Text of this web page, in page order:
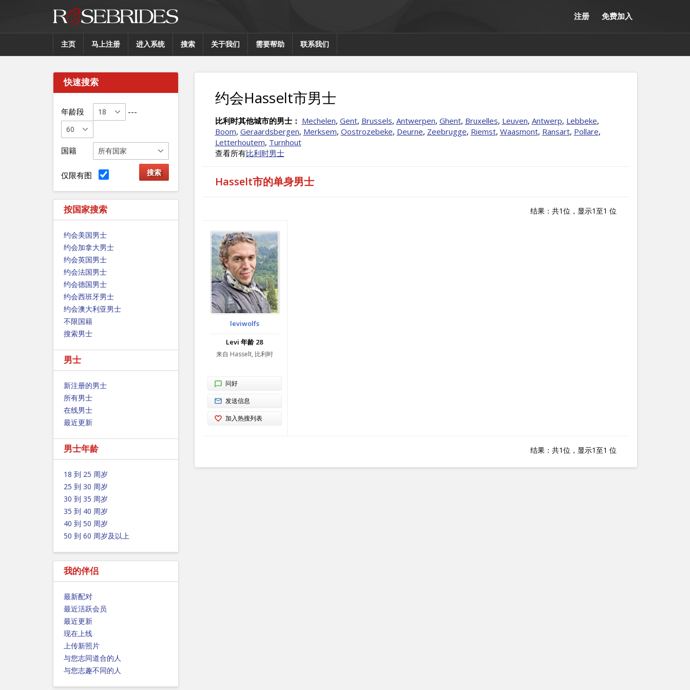
注册 免费加入
主页 马上注册 进入系统 搜索 关于我们 需要帮助 联系我们
快速搜索
年龄段 ---
国籍
仅限有图
按国家搜索
约会美国男士
约会加拿大男士
约会英国男士
约会法国男士
约会德国男士
约会西班牙男士
约会澳大利亚男士
不限国籍
搜索男士
男士
新注册的男士
所有男士
在线男士
最近更新
男士年龄
18 到 25 周岁
25 到 30 周岁
30 到 35 周岁
35 到 40 周岁
40 到 50 周岁
50 到 60 周岁及以上
我的伴侣
最新配对
最近活跃会员
最近更新
现在上线
上传新照片
与您志同道合的人
与您志趣不同的人
约会Hasselt市男士
比利时其他城市的男士： Mechelen, Gent, Brussels, Antwerpen, Ghent, Bruxelles, Leuven, Antwerp, Lebbeke,
Boom, Geraardsbergen, Merksem, Oostrozebeke, Deurne, Zeebrugge, Riemst, Waasmont, Ransart, Pollare,
Letterhoutem, Turnhout
查看所有比利时男士
Hasselt市的单身男士
结果：共1位，显示1至1 位
leviwolfs
Levi 年龄 28
来自 Hasselt, 比利时
问好
发送信息
加入热搜列表
结果：共1位，显示1至1 位